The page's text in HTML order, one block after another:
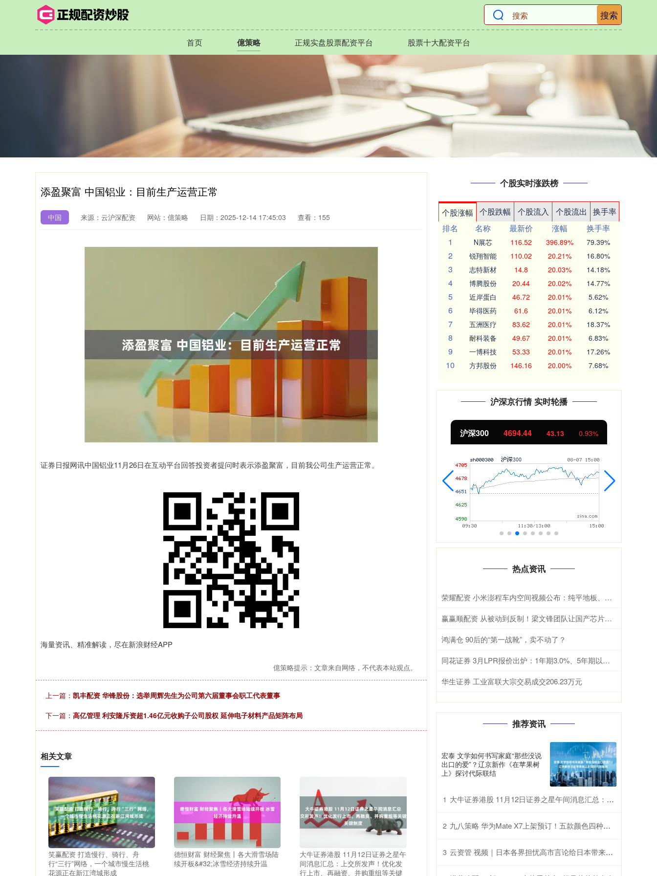
搜索
首页 億策略 正规实盘股票配资平台 股票十大配资平台
添盈聚富 中国铝业：目前生产运营正常
中国 来源：云沪深配资 网站：億策略 日期：2025-12-14 17:45:03 查看：155
证券日报网讯中国铝业11月26日在互动平台回答投资者提问时表示添盈聚富，目前我公司生产运营正常。
海量资讯、精准解读，尽在新浪财经APP
億策略提示：文章来自网络，不代表本站观点。
上一篇： 凯丰配资 华锋股份：选举周辉先生为公司第六届董事会职工代表董事
下一篇： 高亿管理 利安隆斥资超1.46亿元收购子公司股权 延伸电子材料产品矩阵布局
相关文章
笑赢配资 打造慢行、骑行、舟
行“三行”网络，一个城市慢生活桃
花源正在新江湾城形成
德恒财富 财经聚焦丨各大滑雪场陆
续开板&#32;冰雪经济持续升温
大牛证券港股 11月12日证券之星午
间消息汇总：上交所发声！优化发
行上市、再融资、并购重组等关键
个股实时涨跌榜
个股涨幅 个股跌幅 个股流入 个股流出
换手率
排名
名称 最新价 涨幅
换手率
1
N展芯 116.52 396.89% 79.39%
2 锐翔智能 110.02 20.21% 16.80%
3 志特新材 14.8 20.03% 14.18%
4 博腾股份 20.44 20.02% 14.77%
5 近岸蛋白 46.72 20.01% 5.62%
6 毕得医药 61.6 20.01% 6.12%
7 五洲医疗 83.62 20.01% 18.37%
8 耐科装备 49.67 20.01% 6.83%
9 一博科技 53.33 20.01% 17.26%
10 方邦股份 146.16 20.00% 7.68%
沪深京行情 实时轮播
3940.04 39.68 沪深300 4694.44 43.13 0.93%
热点资讯
荣耀配资 小米澎程车内空间视频公布：纯平地板、方正格局、超长滑轨
赢赢顺配资 从被动到反制！梁文锋团队让国产芯片站起来，美国封锁成笑话？
鸿满仓 90后的“第一战靴”，卖不动了？
同花证券 3月LPR报价出炉：1年期3.0%、5年期以上3.5%，连续10个月持平
华生证券 工业富联大宗交易成交206.23万元
推荐资讯
宏泰 文学如何书写家庭“那些没说
出口的爱”？辽京新作《在苹果树
上》探讨代际联结
1 大牛证券港股 11月12日证券之星午间消息汇总：上交所发声！优化发行上市、再融资、并购重组等关键制度
2 九八策略 华为Mate X7上架预订！五款颜色四种配置，第二代红枫影像
3 云资管 视频｜日本各界担忧高市言论给日本带来恶劣影响